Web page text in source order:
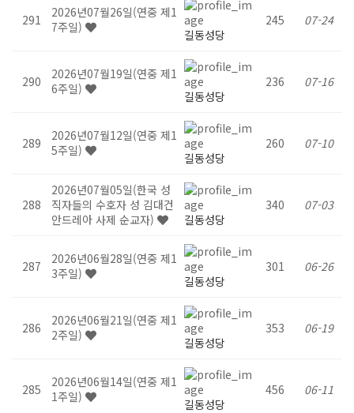
291
2026년07월26일(연중 제1
7주일)
길동성당
245 07-24
290
2026년07월19일(연중 제1
6주일)
길동성당
236 07-16
289
2026년07월12일(연중 제1
5주일)
길동성당
260 07-10
288
2026년07월05일(한국 성
직자들의 수호자 성 김대건
안드레아 사제 순교자)
길동성당
340 07-03
287
2026년06월28일(연중 제1
3주일)
길동성당
301 06-26
286
2026년06월21일(연중 제1
2주일)
길동성당
353 06-19
285
2026년06월14일(연중 제1
1주일)
길동성당
456 06-11